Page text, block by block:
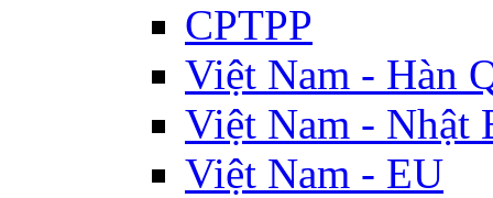
CPTPP
Việt Nam - Hàn
Việt Nam - Nhật
Việt Nam - EU